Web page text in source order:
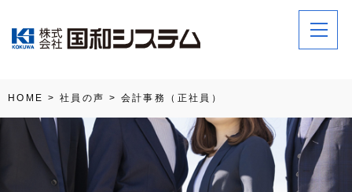
HOME > 社員の声 > 会計事務（正社員）